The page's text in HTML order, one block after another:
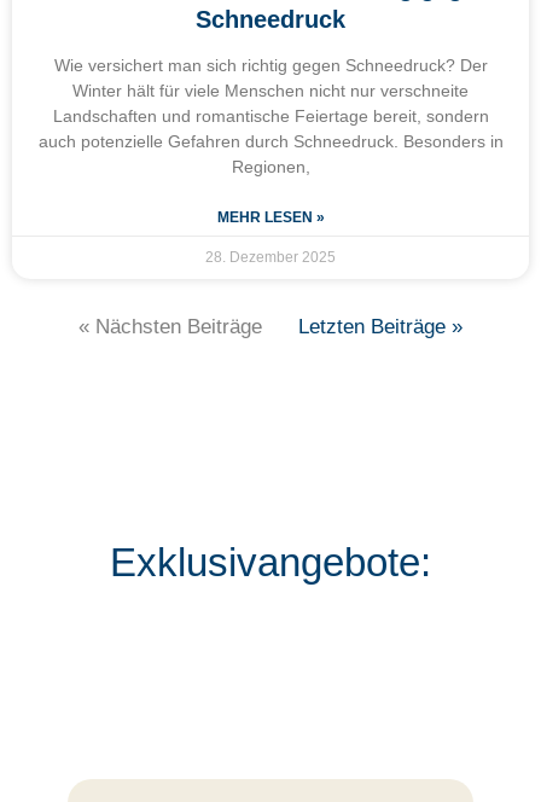
Schneedruck
Wie versichert man sich richtig gegen Schneedruck? Der
Winter hält für viele Menschen nicht nur verschneite
Landschaften und romantische Feiertage bereit, sondern
auch potenzielle Gefahren durch Schneedruck. Besonders in
Regionen,
MEHR LESEN »
28. Dezember 2025
« Nächsten Beiträge Letzten Beiträge »
Exklusivangebote: